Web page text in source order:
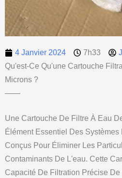
4 Janvier 2024 7h33
Qu'est-Ce Qu'une Cartouche
Microns ?
——
Une Cartouche De Filtre À Eau
Élément Essentiel Des
Conçus Pour Éliminer Les
Contaminants De L'eau. Cette
Capacité De Filtration Précise